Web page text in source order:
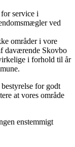
service i
ved
områder i vore
daværende Skovbo
i forhold til år
for godt
at vores område
enstemmigt